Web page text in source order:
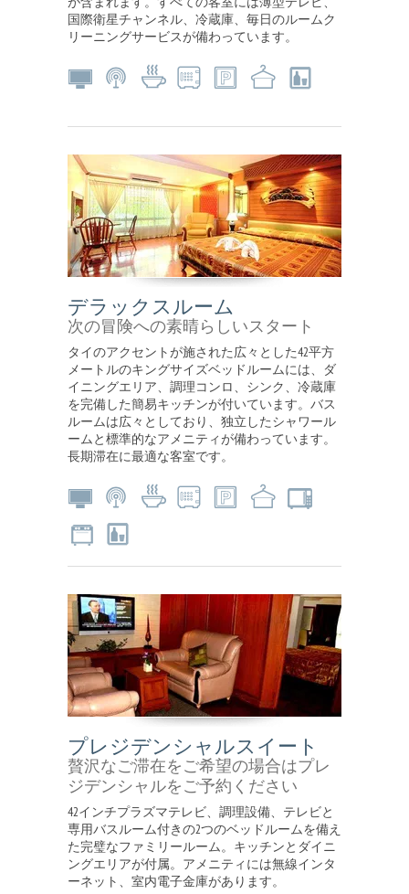
国際衛星チャンネル、冷蔵庫、毎日のルームク
リーニングサービスが備わっています。
デラックスルーム
次の冒険への素晴らしいスタート
タイのアクセントが施された広々とした42平方
メートルのキングサイズベッドルームには、ダ
イニングエリア、調理コンロ、シンク、冷蔵庫
を完備した簡易キッチンが付いています。バス
ルームは広々としており、独立したシャワール
ームと標準的なアメニティが備わっています。
長期滞在に最適な客室です。
プレジデンシャルスイート
贅沢なご滞在をご希望の場合はプレ
ジデンシャルをご予約ください
42インチプラズマテレビ、調理設備、テレビと
専用バスルーム付きの2つのベッドルームを備え
た完璧なファミリールーム。キッチンとダイニ
ングエリアが付属。アメニティには無線インタ
ーネット、室内電子金庫があります。